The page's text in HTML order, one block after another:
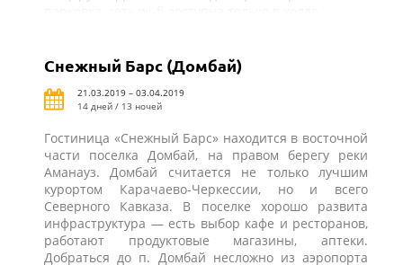
Снежный Барс (Домбай)
21.03.2019 – 03.04.2019
14 дней / 13 ночей
Гостиница «Снежный Барс» находится в восточной
части поселка Домбай, на правом берегу реки
Аманауз. Домбай считается не только лучшим
курортом Карачаево-Черкессии, но и всего
Северного Кавказа. В поселке хорошо развита
инфраструктура — есть выбор кафе и ресторанов,
работают продуктовые магазины, аптеки.
Добраться до п. Домбай несложно из аэропорта